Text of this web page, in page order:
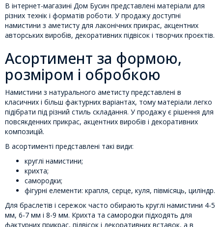
В інтернет-магазині Дом Бусин представлені матеріали для
різних технік і форматів роботи. У продажу доступні
намистини з аметисту для лаконічних прикрас, акцентних
авторських виробів, декоративних підвісок і творчих проєктів.
Асортимент за формою,
розміром і обробкою
Намистини з натурального аметисту представлені в
класичних і більш фактурних варіантах, тому матеріали легко
підібрати під різний стиль складання. У продажу є рішення для
повсякденних прикрас, акцентних виробів і декоративних
композицій.
В асортименті представлені такі види:
круглі намистини;
крихта;
самородки;
фігурні елементи: крапля, серце, куля, півмісяць, циліндр.
Для браслетів і сережок часто обирають круглі намистини 4-5
мм, 6-7 мм і 8-9 мм. Крихта та самородки підходять для
фактурних прикрас, підвісок і декоративних вставок, а в